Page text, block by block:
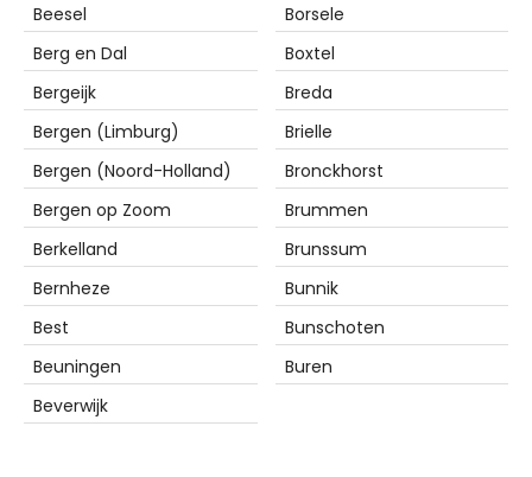
Beesel
Berg en Dal
Bergeijk
Bergen (Limburg)
Bergen (Noord-Holland)
Bergen op Zoom
Berkelland
Bernheze
Best
Beuningen
Beverwijk
Borsele
Boxtel
Breda
Brielle
Bronckhorst
Brummen
Brunssum
Bunnik
Bunschoten
Buren